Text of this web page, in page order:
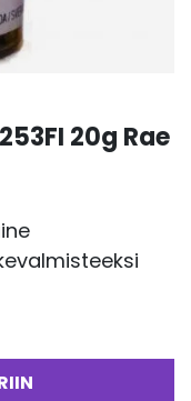
20g Rae